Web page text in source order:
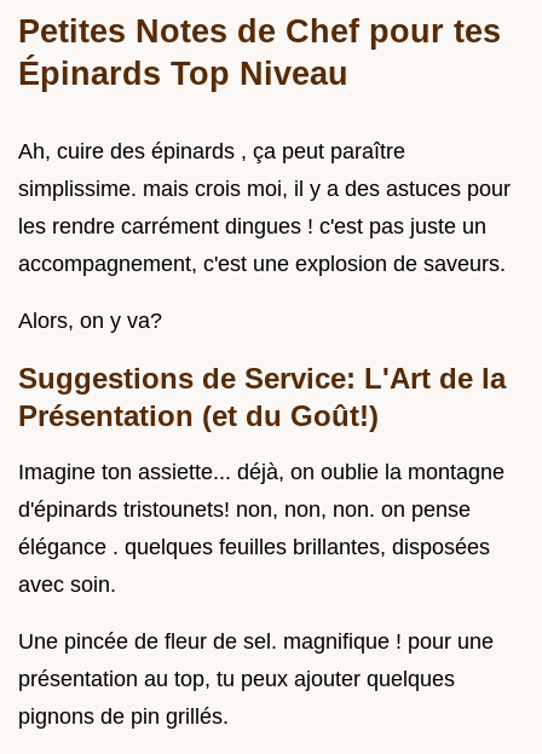
Petites Notes de Chef pour tes
Épinards Top Niveau
Ah, cuire des épinards , ça peut paraître
simplissime. mais crois moi, il y a des astuces pour
les rendre carrément dingues ! c'est pas juste un
accompagnement, c'est une explosion de saveurs.
Alors, on y va?
Suggestions de Service: L'Art de la
Présentation (et du Goût!)
Imagine ton assiette... déjà, on oublie la montagne
d'épinards tristounets! non, non, non. on pense
élégance . quelques feuilles brillantes, disposées
avec soin.
Une pincée de fleur de sel. magnifique ! pour une
présentation au top, tu peux ajouter quelques
pignons de pin grillés.